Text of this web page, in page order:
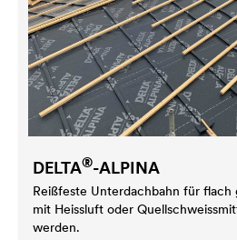
DELTA®-ALPINA
Reißfeste Unterdachbahn für flach
mit Heissluft oder
werden.